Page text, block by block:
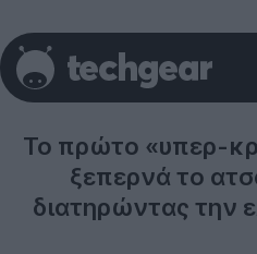
Το πρώτο «υπερ-
ξεπερνά το
διατηρώντας την